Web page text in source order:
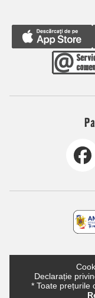
Declarație
* Toate prețurile